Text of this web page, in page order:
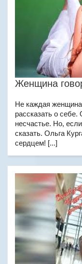
Женщина
Не каждая женщина
рассказать о
несчастье. Но,
сказать. Ольга
сердцем! [...]